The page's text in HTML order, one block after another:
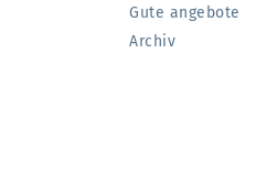
Gute angebote
Archiv